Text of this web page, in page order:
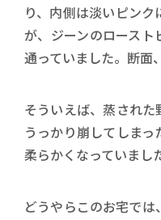
り、内側は淡いピン
が、ジーンのロース
通っていました。断面
そういえば、蒸された
うっかり崩してしまっ
柔らかくなっていまし
どうやらこのお宅で